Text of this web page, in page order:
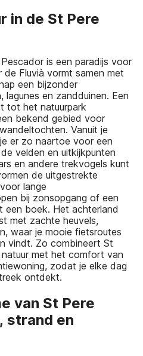
in de St Pere
is een paradijs voor
de Fluvià vormt samen met
een bijzonder
en zandduinen. Een
tot het natuurpark
bekend gebied voor
Vanuit je
er zo naartoe voor een
velden en uitkijkpunten
en andere trekvogels kunt
de uitgestrekte
lange
bij zonsopgang of een
een boek. Het achterland
met zachte heuvels,
waar je mooie fietsroutes
vindt. Zo combineert St
met het comfort van
zodat je elke dag
ontdekt.
van St Pere
strand en